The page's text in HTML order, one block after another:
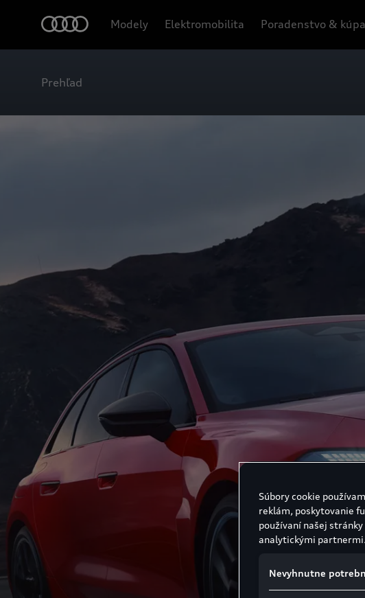
Modely Elektromobilita Poradenstvo & kúpa
Prehľad
Súbory cookie
reklám, poskytovanie
používaní našej
analytickými partnermi.
Nevyhnutne